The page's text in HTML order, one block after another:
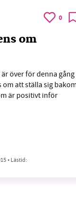
0
om
är över för denna gång
om att ställa sig
är positivt inför
• Lästid: